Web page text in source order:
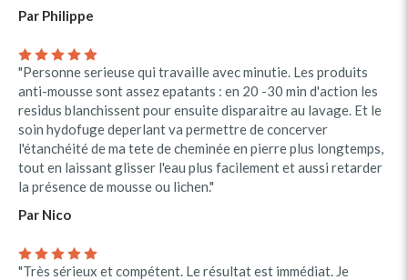
Par Philippe
"Personne serieuse qui travaille avec minutie. Les produits
anti-mousse sont assez epatants : en 20 -30 min d'action les
residus blanchissent pour ensuite disparaitre au lavage. Et le
soin hydofuge deperlant va permettre de concerver
l'étanchéité de ma tete de cheminée en pierre plus longtemps,
tout en laissant glisser l'eau plus facilement et aussi retarder
la présence de mousse ou lichen."
Par Nico
"Très sérieux et compétent. Le résultat est immédiat. Je